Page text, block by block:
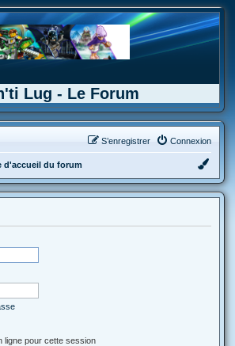
Lug - Le Forum
Connexion
S’enregistrer
d'accueil du forum
ligne pour cette session